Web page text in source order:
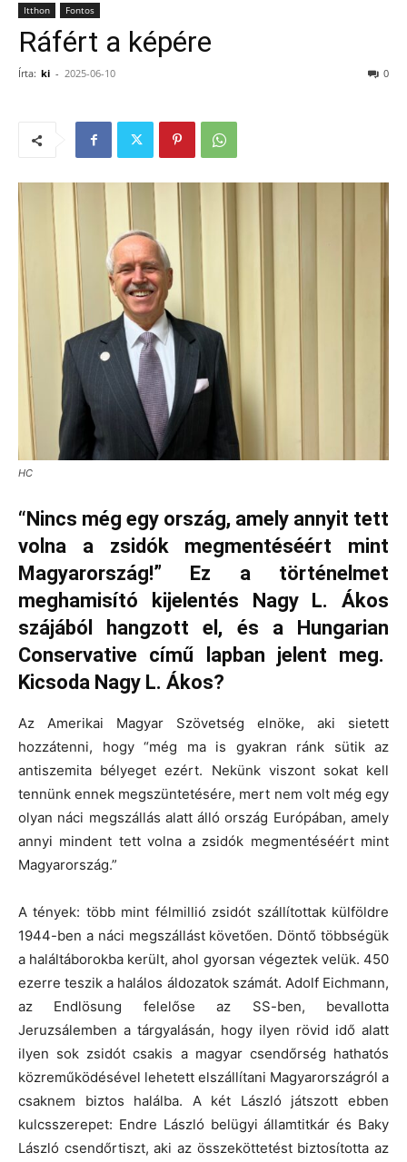
Itthon Fontos
Ráfért a képére
Írta: ki - 2025-06-10 0
HC
“Nincs még egy ország, amely annyit tett
volna a zsidók megmentéséért mint
Magyarország!” Ez a történelmet
meghamisító kijelentés Nagy L. Ákos
szájából hangzott el, és a Hungarian
Conservative című lapban jelent meg.
Kicsoda Nagy L. Ákos?
Az Amerikai Magyar Szövetség elnöke, aki sietett
hozzátenni, hogy “még ma is gyakran ránk sütik az
antiszemita bélyeget ezért. Nekünk viszont sokat kell
tennünk ennek megszüntetésére, mert nem volt még egy
olyan náci megszállás alatt álló ország Európában, amely
annyi mindent tett volna a zsidók megmentéséért mint
Magyarország.”
A tények: több mint félmillió zsidót szállítottak külföldre
1944-ben a náci megszállást követően. Döntő többségük
a haláltáborokba került, ahol gyorsan végeztek velük. 450
ezerre teszik a halálos áldozatok számát. Adolf Eichmann,
az Endlösung felelőse az SS-ben, bevallotta
Jeruzsálemben a tárgyalásán, hogy ilyen rövid idő alatt
ilyen sok zsidót csakis a magyar csendőrség hathatós
közreműködésével lehetett elszállítani Magyarországról a
csaknem biztos halálba. A két László játszott ebben
kulcsszerepet: Endre László belügyi államtitkár és Baky
László csendőrtiszt, aki az összeköttetést biztosította az